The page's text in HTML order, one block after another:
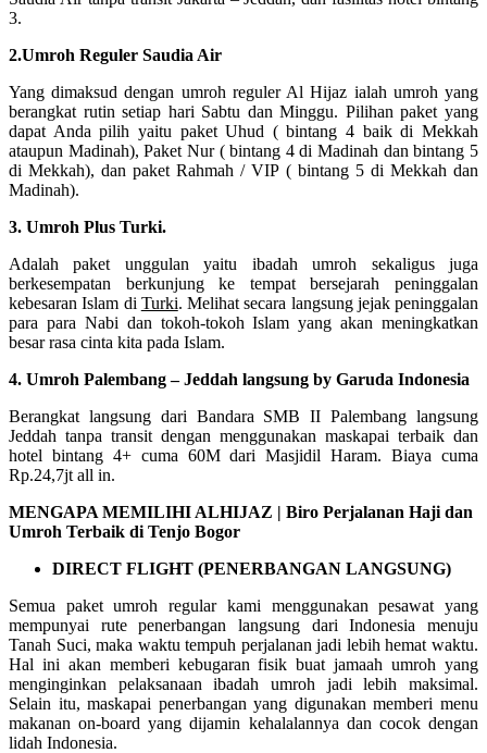
3.
2.Umroh Reguler Saudia Air
Yang dimaksud dengan umroh reguler Al Hijaz ialah umroh yang
berangkat rutin setiap hari Sabtu dan Minggu. Pilihan paket yang
dapat Anda pilih yaitu paket Uhud ( bintang 4 baik di Mekkah
ataupun Madinah), Paket Nur ( bintang 4 di Madinah dan bintang 5
di Mekkah), dan paket Rahmah / VIP ( bintang 5 di Mekkah dan
Madinah).
3. Umroh Plus Turki.
Adalah paket unggulan yaitu ibadah umroh sekaligus juga
berkesempatan berkunjung ke tempat bersejarah peninggalan
kebesaran Islam di Turki. Melihat secara langsung jejak peninggalan
para para Nabi dan tokoh-tokoh Islam yang akan meningkatkan
besar rasa cinta kita pada Islam.
4. Umroh Palembang – Jeddah langsung by Garuda Indonesia
Berangkat langsung dari Bandara SMB II Palembang langsung
Jeddah tanpa transit dengan menggunakan maskapai terbaik dan
hotel bintang 4+ cuma 60M dari Masjidil Haram. Biaya cuma
Rp.24,7jt all in.
MENGAPA MEMILIHI ALHIJAZ | Biro Perjalanan Haji dan
Umroh Terbaik di Tenjo Bogor
DIRECT FLIGHT (PENERBANGAN LANGSUNG)
Semua paket umroh regular kami menggunakan pesawat yang
mempunyai rute penerbangan langsung dari Indonesia menuju
Tanah Suci, maka waktu tempuh perjalanan jadi lebih hemat waktu.
Hal ini akan memberi kebugaran fisik buat jamaah umroh yang
menginginkan pelaksanaan ibadah umroh jadi lebih maksimal.
Selain itu, maskapai penerbangan yang digunakan memberi menu
makanan on-board yang dijamin kehalalannya dan cocok dengan
lidah Indonesia.